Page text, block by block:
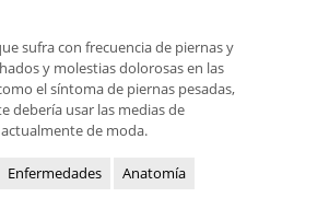
sufra con frecuencia de piernas y
y molestias dolorosas en las
el síntoma de piernas pesadas,
debería usar las medias de
de moda.
Enfermedades
Anatomía